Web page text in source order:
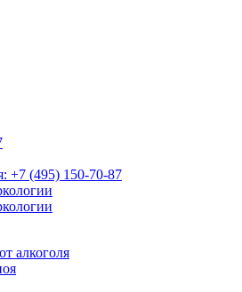
+7 (495) 150-70-87
алкоголя